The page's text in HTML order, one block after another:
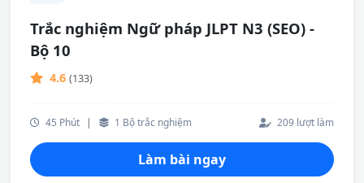
Trắc nghiệm Ngữ pháp JLPT N3 (SEO) -
Bộ 10
4.6 (133)
45 Phút | 1 Bộ trắc nghiệm 209 lượt làm
Làm bài ngay